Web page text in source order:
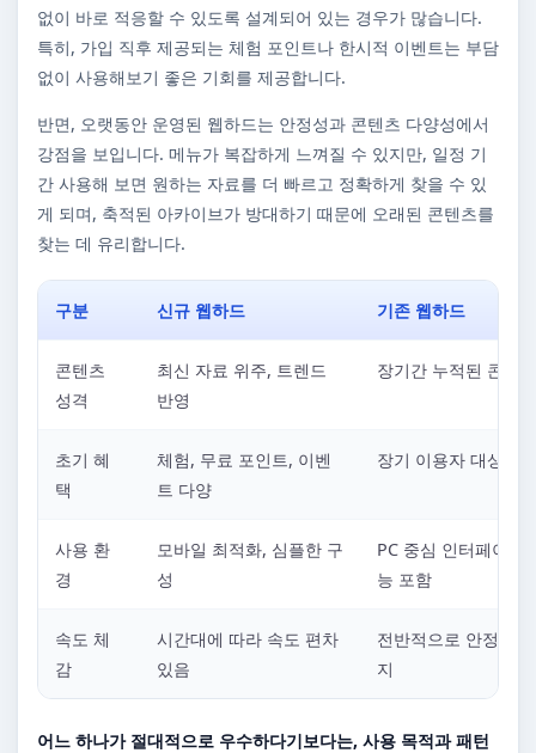
없이 바로 적응할 수 있도록 설계되어 있는 경우가 많습니다.
특히, 가입 직후 제공되는 체험 포인트나 한시적 이벤트는 부담
없이 사용해보기 좋은 기회를 제공합니다.
반면, 오랫동안 운영된 웹하드는 안정성과 콘텐츠 다양성에서
강점을 보입니다. 메뉴가 복잡하게 느껴질 수 있지만, 일정 기
간 사용해 보면 원하는 자료를 더 빠르고 정확하게 찾을 수 있
게 되며, 축적된 아카이브가 방대하기 때문에 오래된 콘텐츠를
찾는 데 유리합니다.
구분 신규 웹하드 기존 웹하드
콘텐츠
성격
최신 자료 위주, 트렌드
반영
장기간 누적된 콘텐
초기 혜
택
체험, 무료 포인트, 이벤
트 다양
장기 이용자 대상 혜
사용 환
경
모바일 최적화, 심플한 구
성
PC 중심 인터페이스,
능 포함
속도 체
감
시간대에 따라 속도 편차
있음
전반적으로 안정적
지
어느 하나가 절대적으로 우수하다기보다는, 사용 목적과 패턴